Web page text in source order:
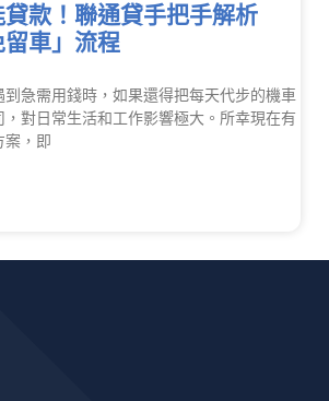
款！聯通貸手把手解析
留車」流程
急需用錢時，如果還得把每天代步的機車
，對日常生活和工作影響極大。所幸現在有
案，即